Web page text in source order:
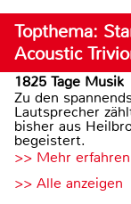
Topthema:
Acoustic
1825 Tage Musik
Zu den
Lautsprecher
bisher aus
begeistert.
>> Mehr erfahren
>> Alle anzeigen